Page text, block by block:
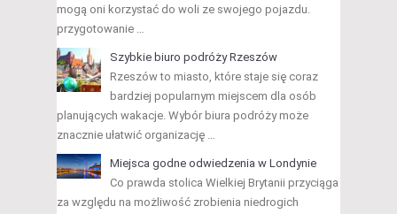
mogą oni korzystać do woli ze swojego pojazdu.
przygotowanie …
Szybkie biuro podróży Rzeszów
Rzeszów to miasto, które staje się coraz
bardziej popularnym miejscem dla osób
planujących wakacje. Wybór biura podróży może
znacznie ułatwić organizację …
Miejsca godne odwiedzenia w Londynie
Co prawda stolica Wielkiej Brytanii przyciąga
za względu na możliwość zrobienia niedrogich